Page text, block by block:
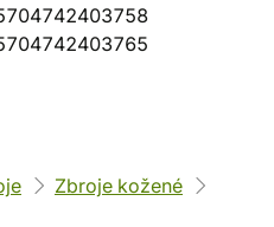
Zbroje kožené